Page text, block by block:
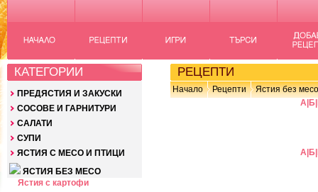
КАТЕГОРИИ
ПРЕДЯСТИЯ И ЗАКУСКИ
СОСОВЕ И ГАРНИТУРИ
САЛАТИ
СУПИ
ЯСТИЯ С МЕСО И ПТИЦИ
ЯСТИЯ БЕЗ МЕСО
Ястия с картофи
РЕЦЕПТИ
Начало Рецепти
Ястия без месо
А Б
А Б